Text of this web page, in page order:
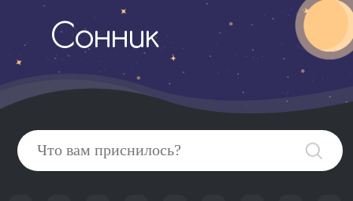
Сонник